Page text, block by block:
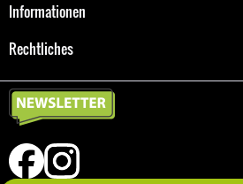
Informationen
Rechtliches